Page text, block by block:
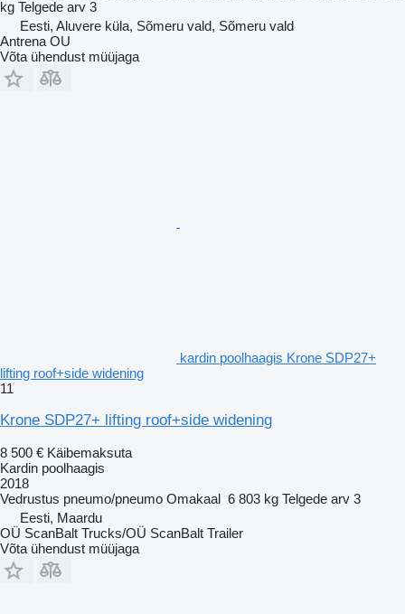
kg Telgede arv 3
Eesti, Aluvere küla, Sõmeru vald, Sõmeru vald
Antrena OU
Võta ühendust müüjaga
kardin poolhaagis Krone SDP27+
lifting roof+side widening
11
Krone SDP27+ lifting roof+side widening
8 500 € Käibemaksuta
Kardin poolhaagis
2018
Vedrustus pneumo/pneumo Omakaal 6 803 kg Telgede arv 3
Eesti, Maardu
OÜ ScanBalt Trucks/OÜ ScanBalt Trailer
Võta ühendust müüjaga